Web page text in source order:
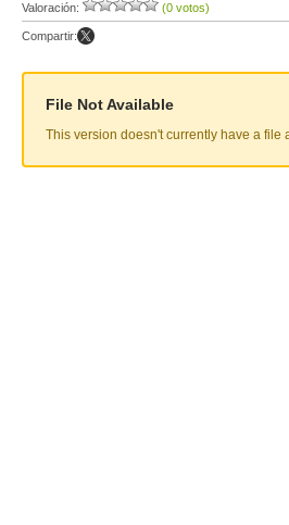
Valoración: (0 votos)
Compartir:
File Not Available
This version doesn't currently have a file